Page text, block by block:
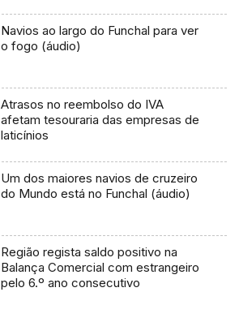
Navios ao largo do Funchal para ver
o fogo (áudio)
Atrasos no reembolso do IVA
afetam tesouraria das empresas de
laticínios
Um dos maiores navios de cruzeiro
do Mundo está no Funchal (áudio)
Região regista saldo positivo na
Balança Comercial com estrangeiro
pelo 6.º ano consecutivo